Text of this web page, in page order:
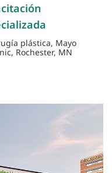
plástica, Mayo
Rochester, MN